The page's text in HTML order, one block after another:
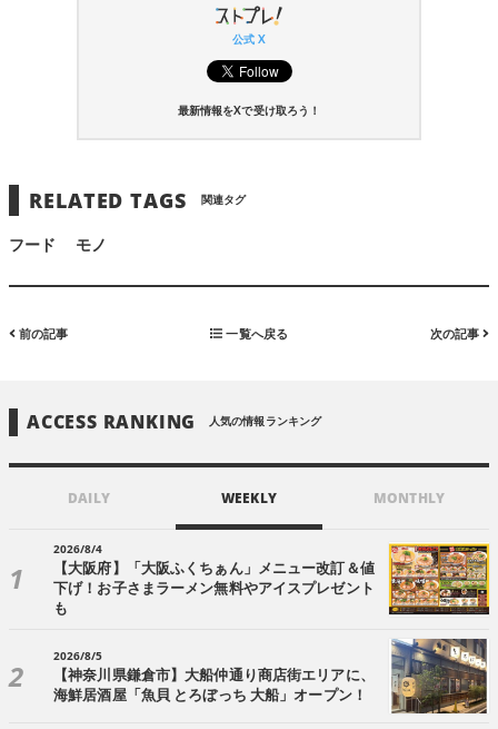
公式 X
最新情報をXで受け取ろう！
RELATED TAGS 関連タグ
フード モノ
前の記事 一覧へ戻る 次の記事
ACCESS RANKING 人気の情報ランキング
DAILY WEEKLY MONTHLY
2026/8/4
【大阪府】「大阪ふくちぁん」メニュー改訂＆値
下げ！お子さまラーメン無料やアイスプレゼント
も
2026/8/5
【神奈川県鎌倉市】大船仲通り商店街エリアに、
海鮮居酒屋「魚貝 とろぼっち 大船」オープン！